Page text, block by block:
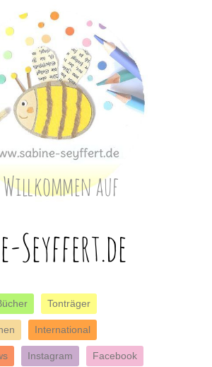
auf
Seyffert.de
Tonträger
International
Instagram Facebook